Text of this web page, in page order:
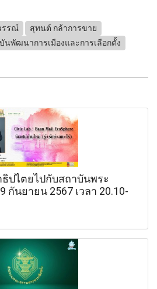
รรณ์
สุทนต์ กล้าการขาย
นพัฒนาการเมืองและการเลือกตั้ง
ปไตยไปกับสถาบันพระ
กันยายน 2567 เวลา 20.10-